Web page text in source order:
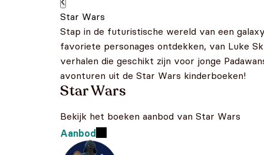
Star Wars
Stap in de futuristische wereld van een
favoriete personages ontdekken, van Luke
verhalen die geschikt zijn voor jonge
avonturen uit de Star Wars kinderboeken!
Star Wars
Bekijk het boeken aanbod van Star Wars
Aanbod